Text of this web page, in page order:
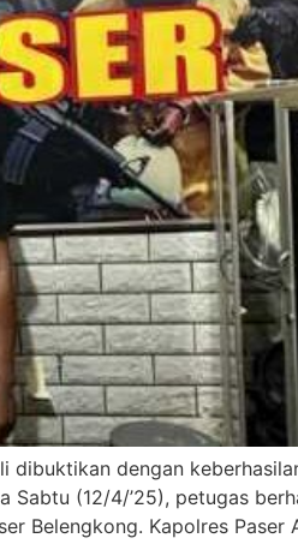
dengan
Sabtu (12/4/’25), petugas
Belengkong. Kapolres Paser